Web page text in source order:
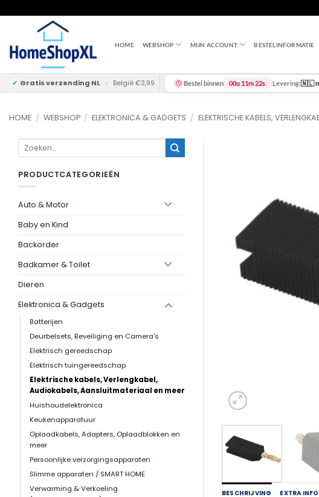
to
HOME WEBSHOP MIJN ACCOUNT BESTELINFORMATIE
✓ Gratis verzending NL • België €3,99 Bestel binnen 00u 11m 22s Levering:🇳🇱
HOME / WEBSHOP / ELEKTRONICA & GADGETS / ELEKTRISCHE KABELS,
Zoeken
PRODUCTCATEGORIEËN
Auto & Motor
Baby en Kind
Backorder
Badkamer & Toilet
Dieren
Elektronica & Gadgets
Batterijen
Deurbelsets, Beveiliging en Camera's
Elektrisch gereedschap
Elektrisch tuingereedschap
Elektrische kabels, Verlengkabel,
Audiokabels, Aansluitmateriaal en meer
Huishoudelektronica
Keukenapparatuur
Oplaadkabels, Adapters, Oplaadblokken en
meer
Persoonlijke verzorgingsapparaten
Slimme apparaten / SMART HOME
Verwarming & Verkoeling
BESCHRIJVING EXTRA